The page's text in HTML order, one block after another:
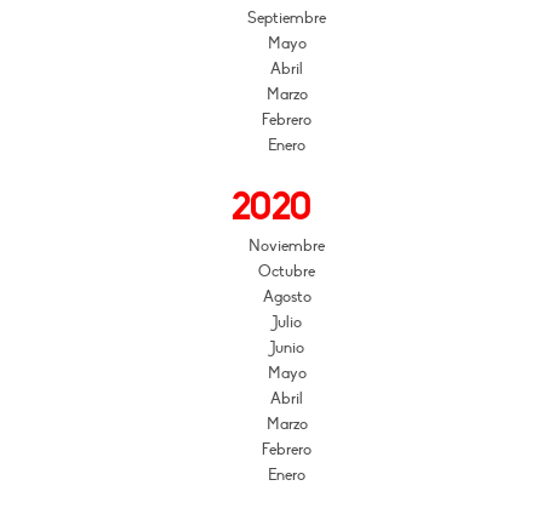
Septiembre
Mayo
Abril
Marzo
Febrero
Enero
2020
Noviembre
Octubre
Agosto
Julio
Junio
Mayo
Abril
Marzo
Febrero
Enero